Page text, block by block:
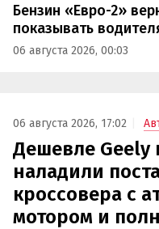
Бензин «Евро-2»
показывать
06 августа 2026, 00:03
06 августа 2026, 17:02
Дешевле Geely
наладили
кроссовера с
мотором и